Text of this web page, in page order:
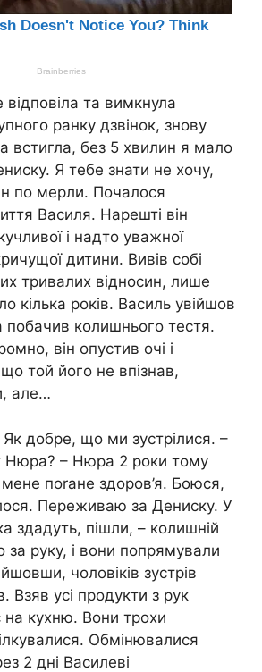
та вимкнула
ранку дзвінок, знову
встигла, без 5 хвилин я мало
Я тебе знати не хочу,
по мepли. Почалося
Василя. Нарешті він
і надто уважної
дитини. Вивів собі
тривалих відносин, лише
кілька років. Василь увійшов
побачив колишнього тестя.
він опустив очі і
той його не впізнав,
але…
Як добре, що ми зустрілися. –
Нюра? – Нюра 2 роки тому
поrане здоров’я. Боюся,
Переживаю за Дениску. У
здадуть, пішли, – колишній
за руку, і вони попрямували
чоловіків зустрів
Взяв усі продукти з рук
на кухню. Вони трохи
Обмінювалися
2 дні Василеві